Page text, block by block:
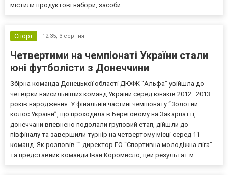
містили продуктові набори, засоби...
Спорт 12:35, 3 серпня
Четвертими на чемпіонаті України стали
юні футболісти з Донеччини
Збірна команда Донецької області ДЮФК “Альфа” увійшла до
четвірки найсильніших команд України серед юнаків 2012–2013
років народження. У фінальній частині чемпіонату “Золотий
колос України”, що проходила в Береговому на Закарпатті,
донеччани впевнено подолали груповий етап, дійшли до
півфіналу та завершили турнір на четвертому місці серед 11
команд. Як розповів “” директор ГО “Спортивна молодіжна ліга”
та представник команди Іван Коромисло, цей результат м...